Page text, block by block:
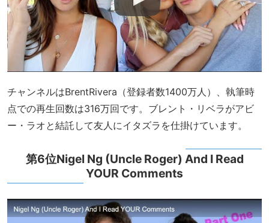
チャンネルはBrentRivera（登録者数1400万人）、執筆時
点での再生回数は316万回です。ブレント・リベラがアビ
ー・ラオと結託して友人にイタズラを仕掛けています。
第6位Nigel Ng (Uncle Roger) And I Read
YOUR Comments